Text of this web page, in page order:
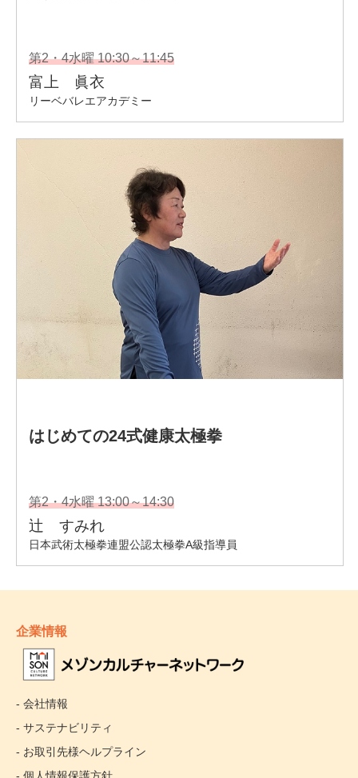
企業情報
- 会社情報
- サステナビリティ
- お取引先様ヘルプライン
- 個人情報保護方針